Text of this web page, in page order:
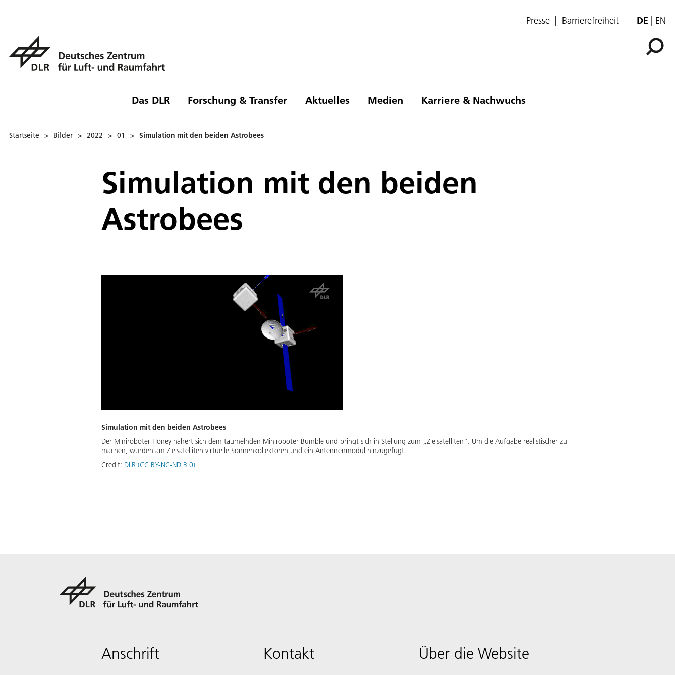
Presse Barrierefreiheit DE EN
Das DLR Forschung & Transfer Aktuelles Medien Karriere & Nachwuchs
Startseite > Bilder > 2022 > 01 > Simulation mit den beiden Astrobees
Simulation mit den beiden
Astrobees
Simulation mit den beiden Astrobees
Der Miniroboter Honey nähert sich dem taumelnden Miniroboter Bumble und bringt sich in Stellung zum „Zielsatelliten“. Um die Aufgabe realistischer zu
machen, wurden am Zielsatelliten virtuelle Sonnenkollektoren und ein Antennenmodul hinzugefügt.
Credit: DLR (CC BY-NC-ND 3.0)
Anschrift Kontakt Über die Website